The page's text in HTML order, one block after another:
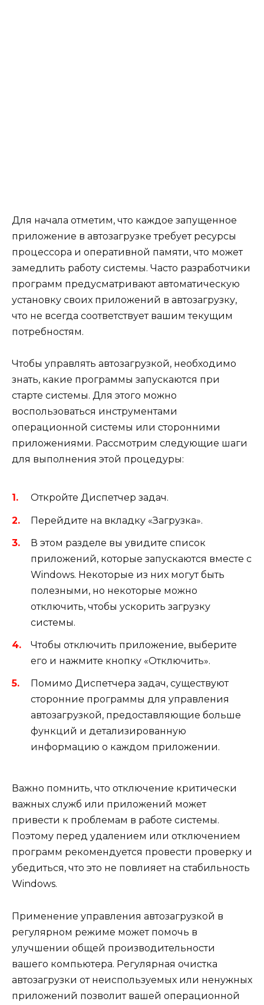
Для начала отметим, что каждое запущенное
приложение в автозагрузке требует ресурсы
процессора и оперативной памяти, что может
замедлить работу системы. Часто разработчики
программ предусматривают автоматическую
установку своих приложений в автозагрузку,
что не всегда соответствует вашим текущим
потребностям.
Чтобы управлять автозагрузкой, необходимо
знать, какие программы запускаются при
старте системы. Для этого можно
воспользоваться инструментами
операционной системы или сторонними
приложениями. Рассмотрим следующие шаги
для выполнения этой процедуры:
Откройте Диспетчер задач.
Перейдите на вкладку «Загрузка».
В этом разделе вы увидите список
приложений, которые запускаются вместе с
Windows. Некоторые из них могут быть
полезными, но некоторые можно
отключить, чтобы ускорить загрузку
системы.
Чтобы отключить приложение, выберите
его и нажмите кнопку «Отключить».
Помимо Диспетчера задач, существуют
сторонние программы для управления
автозагрузкой, предоставляющие больше
функций и детализированную
информацию о каждом приложении.
Важно помнить, что отключение критически
важных служб или приложений может
привести к проблемам в работе системы.
Поэтому перед удалением или отключением
программ рекомендуется провести проверку и
убедиться, что это не повлияет на стабильность
Windows.
Применение управления автозагрузкой в
регулярном режиме может помочь в
улучшении общей производительности
вашего компьютера. Регулярная очистка
автозагрузки от неиспользуемых или ненужных
приложений позволит вашей операционной